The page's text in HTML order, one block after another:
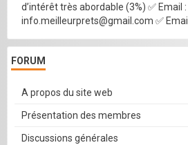
d’intérêt très abordable (3%) ✅ Email :
info.meilleurprets@gmail.com ✅ Email
FORUM
A propos du site web
Présentation des membres
Discussions générales